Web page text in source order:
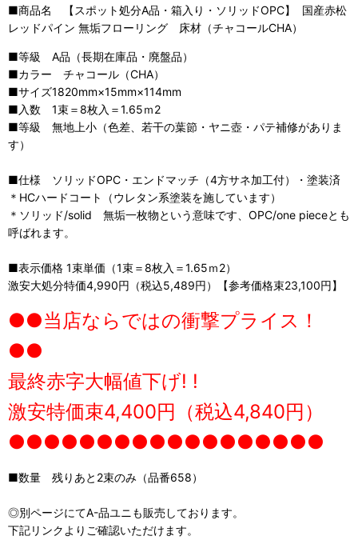
■商品名 【スポット処分A品・箱入り・ソリッドOPC】 国産赤松
レッドパイン 無垢フローリング 床材（チャコールCHA）
■等級 A品（長期在庫品・廃盤品）
■カラー チャコール（CHA）
■サイズ1820mm×15mm×114mm
■入数 1束＝8枚入＝1.65ｍ2
■等級 無地上小（色差、若干の葉節・ヤニ壺・パテ補修がありま
す）
■仕様 ソリッドOPC・エンドマッチ（4方サネ加工付）・塗装済
＊HCハードコート（ウレタン系塗装を施しています）
＊ソリッド/solid 無垢一枚物という意味です、OPC/one pieceとも
呼ばれます。
■表示価格 1束単価（1束＝8枚入＝1.65ｍ2）
激安大処分特価4,990円（税込5,489円）【参考価格束23,100円】
●●当店ならではの衝撃プライス！
●●
最終赤字大幅値下げ! !
激安特価束4,400円（税込4,840円）
●●●●●●●●●●●●●●●●●●
■数量 残りあと2束のみ（品番658）
◎別ページにてA-品ユニも販売しております。
下記リンクよりご確認いただけます。